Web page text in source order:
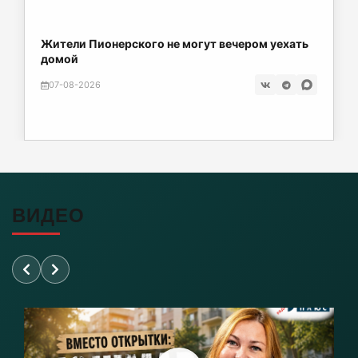
07-08-2026
07-08-2026
пользователей электросамокатов.
07-08-2026
Чёрные флаги на побережье: где сегодня
нельзя купаться ни в коем случае.
07-08-2026
Жители Пионерского не могут вечером уехать
домой
07-08-2026
ВИДЕО